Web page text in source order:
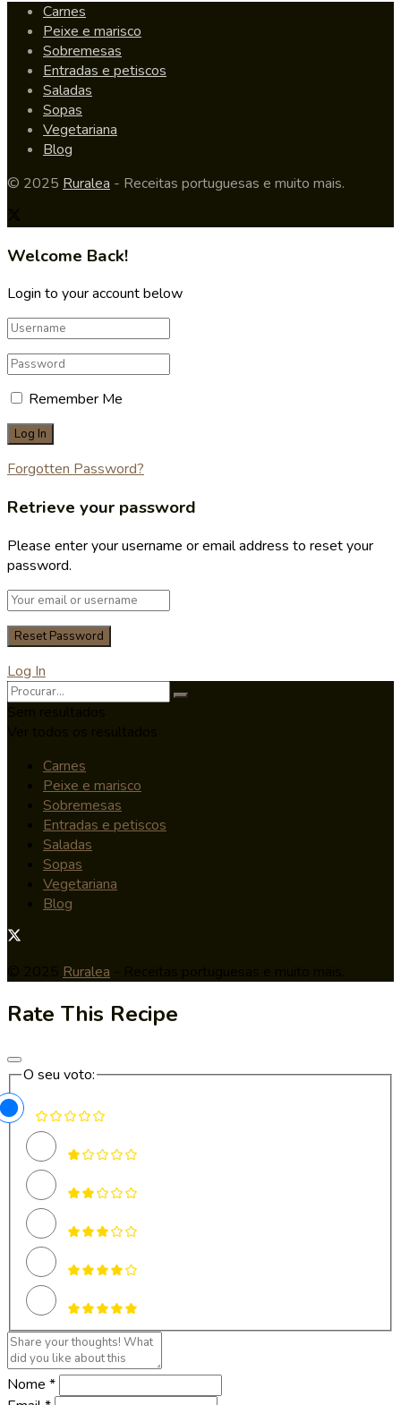
Carnes
Peixe e marisco
Sobremesas
Entradas e petiscos
Saladas
Sopas
Vegetariana
Blog
© 2025 Ruralea - Receitas portuguesas e muito mais.
Welcome Back!
Login to your account below
Remember Me
Forgotten Password?
Retrieve your password
Please enter your username or email address to reset your
password.
Log In
Carnes
Peixe e marisco
Sobremesas
Entradas e petiscos
Saladas
Sopas
Vegetariana
Blog
Ruralea
Rate This Recipe
O seu voto:
Nome *